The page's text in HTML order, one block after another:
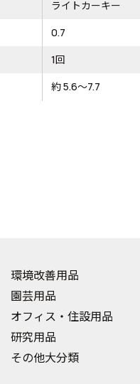
ライトカーキー
0.7
1回
約 5.6～7.7
環境改善用品
園芸用品
オフィス・住設用品
研究用品
その他大分類